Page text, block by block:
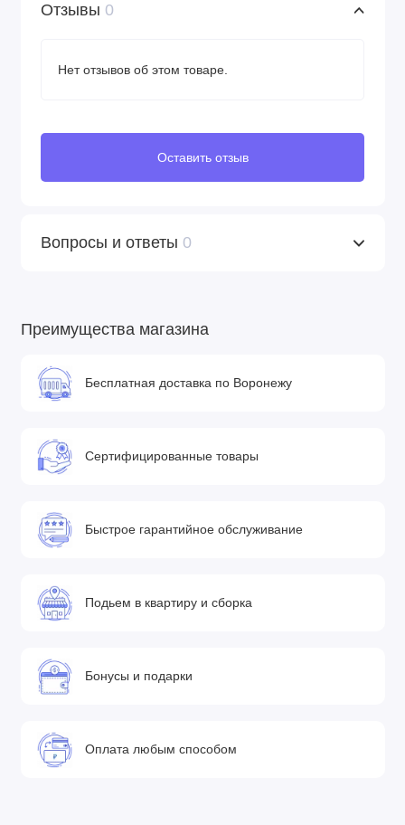
Отзывы 0
Нет отзывов об этом товаре.
Оставить отзыв
Вопросы и ответы 0
Преимущества магазина
Бесплатная доставка по Воронежу
Сертифицированные товары
Быстрое гарантийное обслуживание
Подьем в квартиру и сборка
Бонусы и подарки
Оплата любым способом